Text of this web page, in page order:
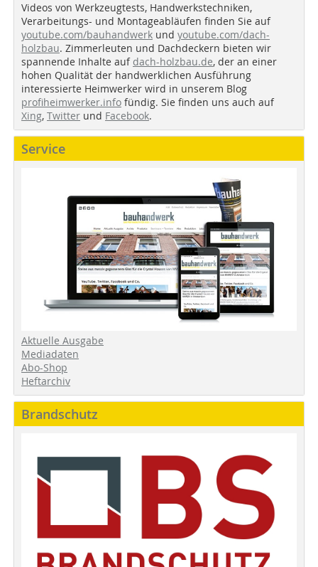
Videos von Werkzeugtests, Handwerkstechniken,
Verarbeitungs- und Montageabläufen finden Sie auf
youtube.com/bauhandwerk und youtube.com/dach-
holzbau. Zimmerleuten und Dachdeckern bieten wir
spannende Inhalte auf dach-holzbau.de, der an einer
hohen Qualität der handwerklichen Ausführung
interessierte Heimwerker wird in unserem Blog
profiheimwerker.info fündig. Sie finden uns auch auf
Xing, Twitter und Facebook.
Service
Aktuelle Ausgabe
Mediadaten
Abo-Shop
Heftarchiv
Brandschutz